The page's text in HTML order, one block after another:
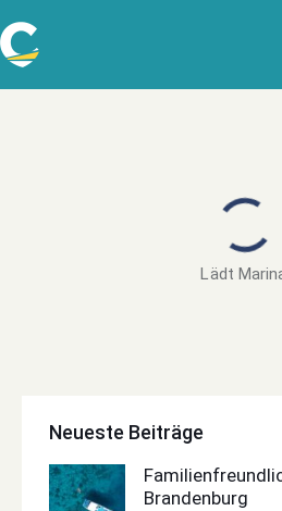
Lädt
Neueste Beiträge
Brandenburg